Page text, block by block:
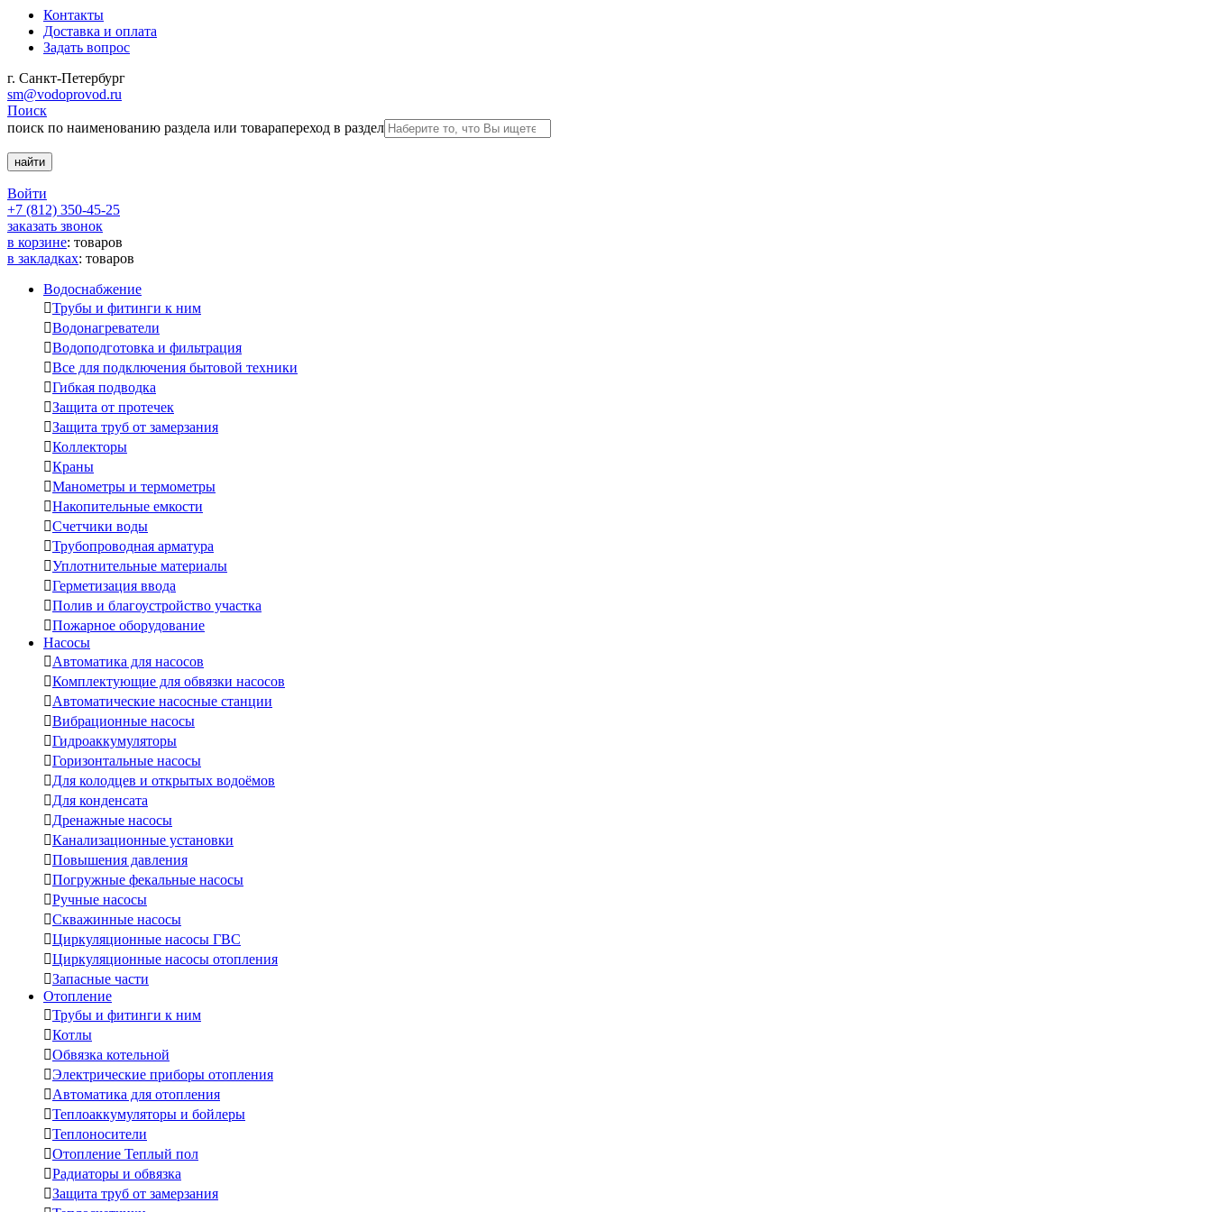
Контакты
Доставка и оплата
Задать вопрос
г. Санкт-Петербург
sm@vodoprovod.ru
Поиск
поиск по наименованию раздела или товарапереход в раздел
Войти
+7 (812) 350-45-25
заказать звонок
в корзине: товаров
в закладках: товаров
Водоснабжение
Трубы и фитинги к ним
Водонагреватели
Водоподготовка и фильтрация
Все для подключения бытовой техники
Гибкая подводка
Защита от протечек
Защита труб от замерзания
Коллекторы
Краны
Манометры и термометры
Накопительные емкости
Счетчики воды
Трубопроводная арматура
Уплотнительные материалы
Герметизация ввода
Полив и благоустройство участка
Пожарное оборудование
Насосы
Автоматика для насосов
Комплектующие для обвязки насосов
Автоматические насосные станции
Вибрационные насосы
Гидроаккумуляторы
Горизонтальные насосы
Для колодцев и открытых водоёмов
Для конденсата
Дренажные насосы
Канализационные установки
Повышения давления
Погружные фекальные насосы
Ручные насосы
Скважинные насосы
Циркуляционные насосы ГВС
Циркуляционные насосы отопления
Запасные части
Отопление
Трубы и фитинги к ним
Котлы
Обвязка котельной
Электрические приборы отопления
Автоматика для отопления
Теплоаккумуляторы и бойлеры
Теплоносители
Отопление Теплый пол
Радиаторы и обвязка
Защита труб от замерзания